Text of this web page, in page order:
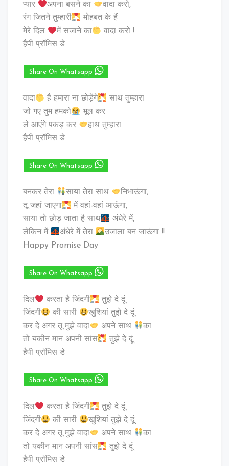
प्यार
अपना बसने का
वादा करो,
रंग जितने तुम्हारी
मोहबत के हैं
मेरे दिल
में सजाने का
वादा करो !
हैपी प्रॉमिस डे
Share On Whatsapp
वादा है हमारा ना छोड़ेंगे
साथ तुम्हारा
जो गए तुम हमको
भूल कर
ले आएंगे पकड़ कर
हाथ तुम्हारा
हैपी प्रॉमिस डे
Share On Whatsapp
बनकर तेरा साया तेरा साथ
निभाऊंगा,
तू जहां जाएगा
में वहां-वहां आऊंगा,
साया तो छोड़ जाता है साथ
अंधेरे में,
लेकिन में
अंधेरे में तेरा
उजाला बन जाऊंगा !!
Happy Promise Day
Share On Whatsapp
दिल करता है जिंदगी
तुझे दे दूं
जिंदगी
की सारी
खुशियां तुझे दे दूं
कर दे अगर तू मुझे वादा
अपने साथ
का
तो यकीन मान अपनी सांस
तुझे दे दूं
हैपी प्रॉमिस डे
Share On Whatsapp
दिल करता है जिंदगी
तुझे दे दूं
जिंदगी
की सारी
खुशियां तुझे दे दूं
कर दे अगर तू मुझे वादा
अपने साथ
का
तो यकीन मान अपनी सांस
तुझे दे दूं
हैपी प्रॉमिस डे